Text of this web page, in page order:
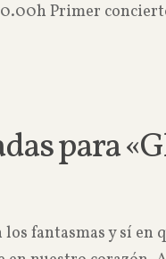
Primer
para
fantasmas y sí en